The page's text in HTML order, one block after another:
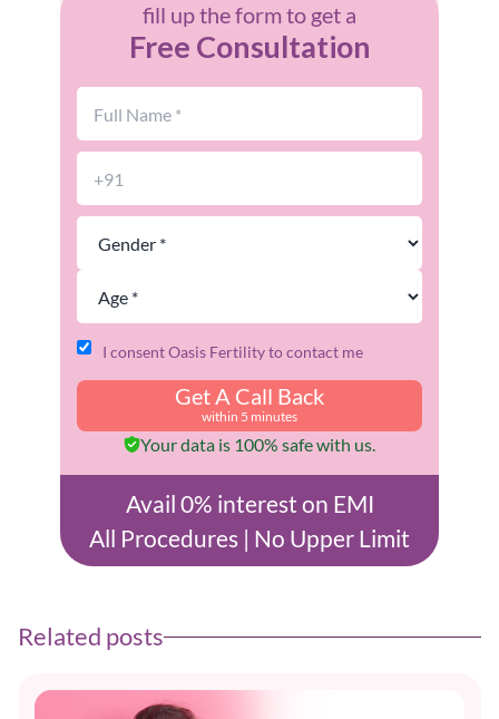
fill up the form to get a
Free Consultation
I consent Oasis Fertility to contact me
Get A Call Back
within 5 minutes
Your data is 100% safe with us.
Avail 0% interest on EMI
All Procedures | No Upper Limit
Related posts